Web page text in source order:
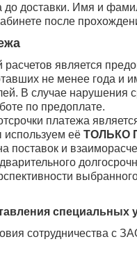
до доставки. Имя и
после
является
не менее года и
В случае нарушения
по предоплате.
платежа
её ТОЛЬКО
поставок и
специальных
сотрудничества с